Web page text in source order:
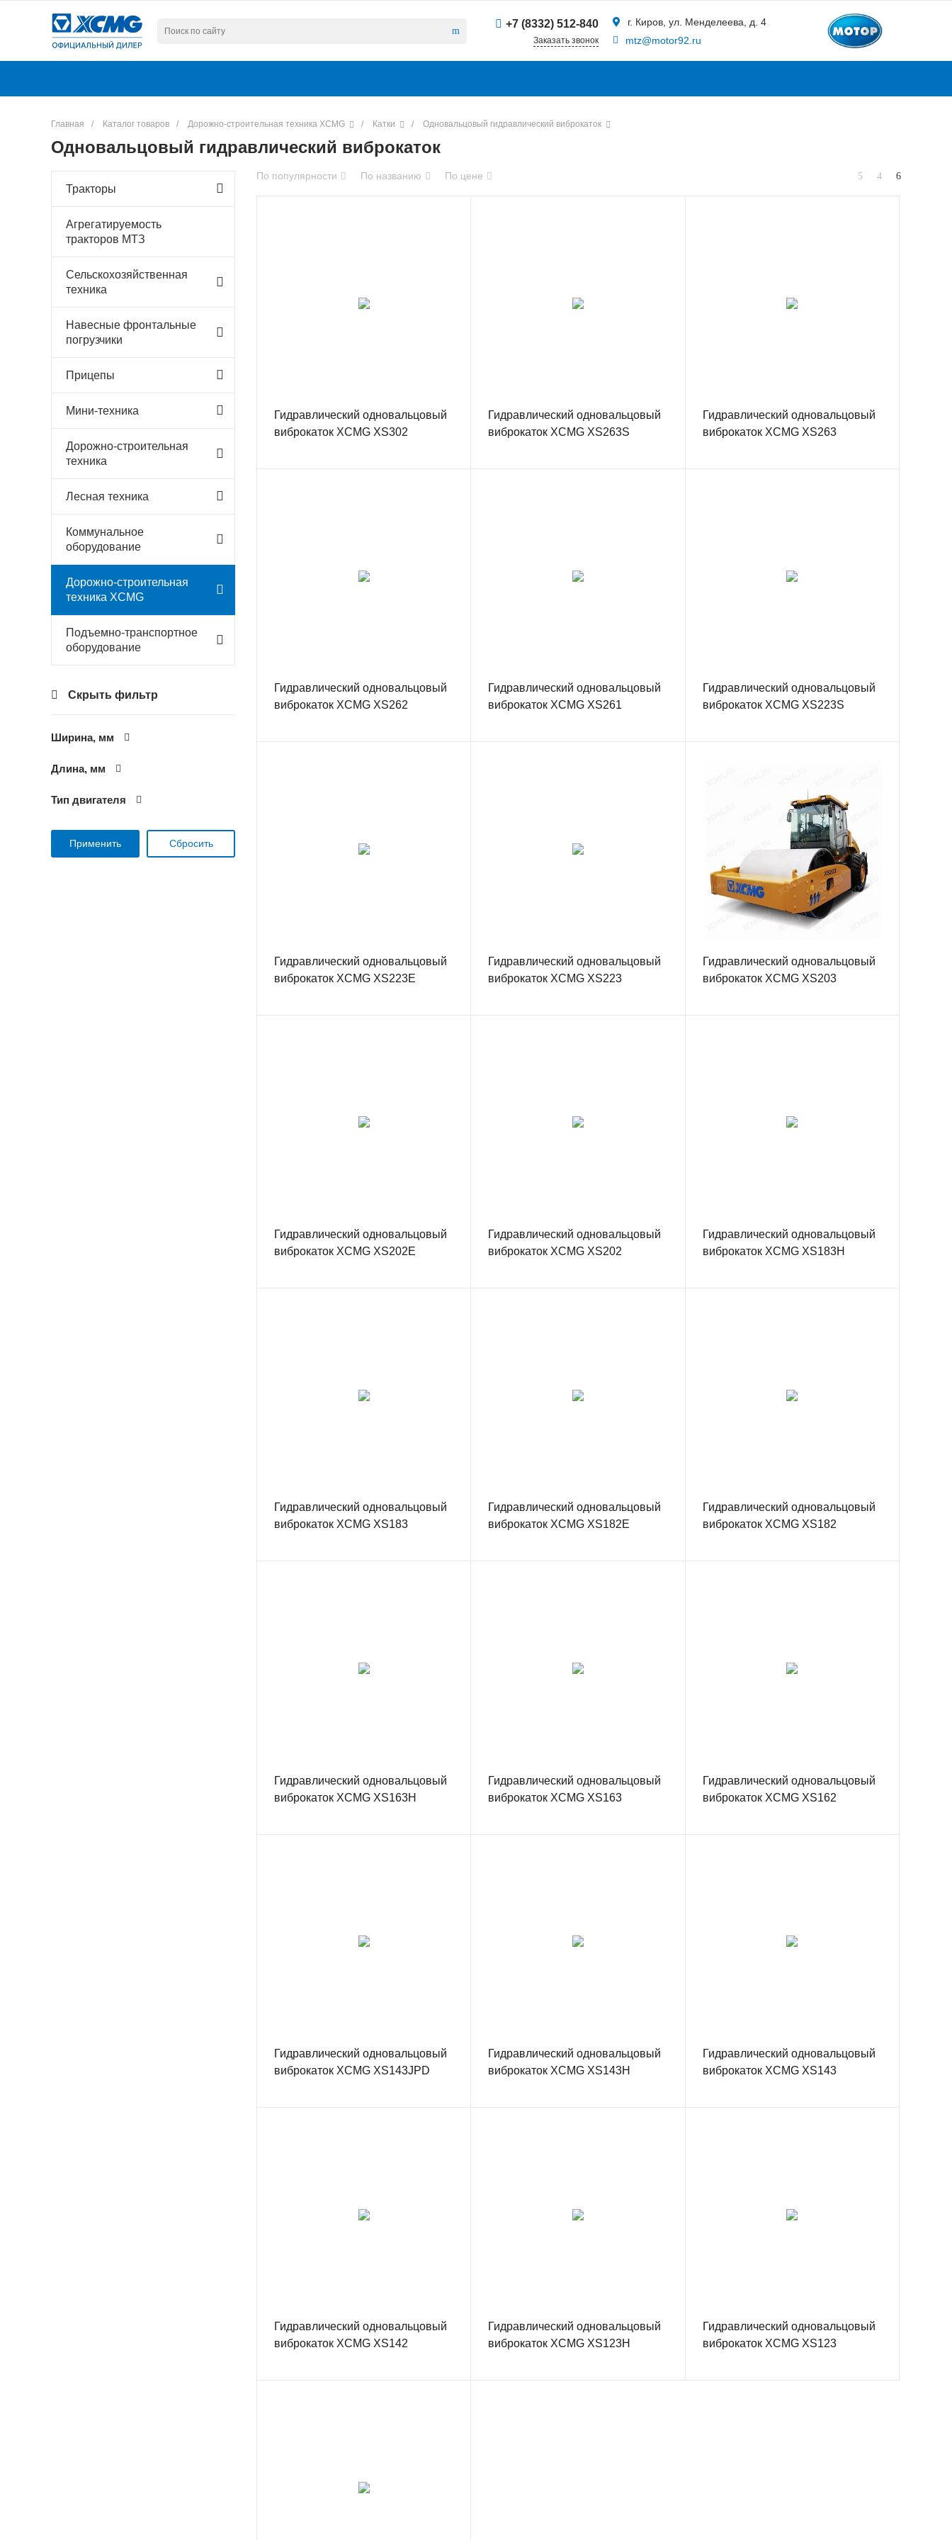
+7 (8332) 512-840
Заказать звонок
г. Киров, ул. Менделеева, д. 4
mtz@motor92.ru
Главная / Каталог товаров / Дорожно-строительная техника XCMG / Катки / Одновальцовый гидравлический виброкаток
Одновальцовый гидравлический виброкаток
Тракторы
Агрегатируемость
тракторов МТЗ
Сельскохозяйственная
техника
Навесные фронтальные
погрузчики
Прицепы
Мини-техника
Дорожно-строительная
техника
Лесная техника
Коммунальное
оборудование
Дорожно-строительная
техника XCMG
Подъемно-транспортное
оборудование
Скрыть фильтр
Ширина, мм
Длина, мм
Тип двигателя
По популярности По названию По цене
Гидравлический одновальцовый
виброкаток XCMG XS302
Гидравлический одновальцовый
виброкаток XCMG XS263S
Гидравлический одновальцовый
виброкаток XCMG XS263
Гидравлический одновальцовый
виброкаток XCMG XS262
Гидравлический одновальцовый
виброкаток XCMG XS261
Гидравлический одновальцовый
виброкаток XCMG XS223S
Гидравлический одновальцовый
виброкаток XCMG XS223E
Гидравлический одновальцовый
виброкаток XCMG XS223
Гидравлический одновальцовый
виброкаток XCMG XS203
Гидравлический одновальцовый
виброкаток XCMG XS202E
Гидравлический одновальцовый
виброкаток XCMG XS202
Гидравлический одновальцовый
виброкаток XCMG XS183H
Гидравлический одновальцовый
виброкаток XCMG XS183
Гидравлический одновальцовый
виброкаток XCMG XS182E
Гидравлический одновальцовый
виброкаток XCMG XS182
Гидравлический одновальцовый
виброкаток XCMG XS163H
Гидравлический одновальцовый
виброкаток XCMG XS163
Гидравлический одновальцовый
виброкаток XCMG XS162
Гидравлический одновальцовый
виброкаток XCMG XS143JPD
Гидравлический одновальцовый
виброкаток XCMG XS143H
Гидравлический одновальцовый
виброкаток XCMG XS143
Гидравлический одновальцовый
виброкаток XCMG XS142
Гидравлический одновальцовый
виброкаток XCMG XS123H
Гидравлический одновальцовый
виброкаток XCMG XS123